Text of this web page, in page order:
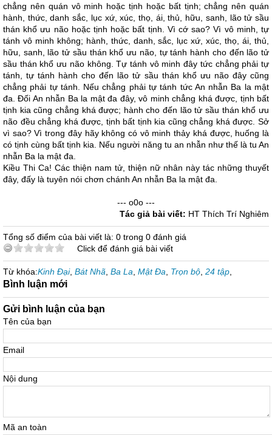
chẳng nên quán vô minh hoặc tịnh hoặc bất tịnh; chẳng nên quán
hành, thức, danh sắc, lục xứ, xúc, thọ, ái, thủ, hữu, sanh, lão tử sầu
thán khổ ưu não hoặc tịnh hoặc bất tịnh. Vì cớ sao? Vì vô minh, tự
tánh vô minh không; hành, thức, danh, sắc, lục xứ, xúc, thọ, ái, thủ,
hữu, sanh, lão tử sầu thán khổ ưu não, tự tánh hành cho đến lão tử
sầu thán khổ ưu não không. Tự tánh vô minh đây tức chẳng phải tự
tánh, tự tánh hành cho đến lão tử sầu thán khổ ưu não đây cũng
chẳng phải tự tánh. Nếu chẳng phải tự tánh tức An nhẫn Ba la mật
đa. Đối An nhẫn Ba la mật đa đây, vô minh chẳng khá được, tịnh bất
tịnh kia cũng chẳng khá được; hành cho đến lão tử sầu thán khổ ưu
não đều chẳng khá được, tịnh bất tịnh kia cũng chẳng khá được. Sở
vì sao? Vì trong đây hãy không có vô minh thảy khá được, huống là
có tịnh cùng bất tịnh kia. Nếu người năng tu an nhẫn như thế là tu An
nhẫn Ba la mật đa.
Kiều Thi Ca! Các thiện nam tử, thiện nữ nhân này tác những thuyết
đây, đấy là tuyên nói chơn chánh An nhẫn Ba la mật đa.
--- o0o ---
Tác giả bài viết: HT Thích Trí Nghiêm
Tổng số điểm của bài viết là: 0 trong 0 đánh giá
Click để đánh giá bài viết
Từ khóa:Kinh Đại, Bát Nhã Ba La Mật Đa Trọn bộ 24 tập
Bình luận mới
Gửi bình luận của bạn
Tên của bạn
Email
Nội dung
Mã an toàn